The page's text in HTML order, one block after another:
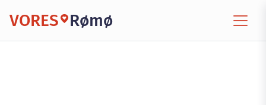
VORES Rømø